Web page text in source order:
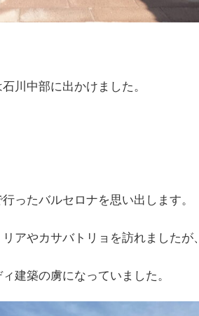
川中部に出かけました。
ったバルセロナを思い出します。
アやカサバトリョを訪れましたが、
建築の虜になっていました。